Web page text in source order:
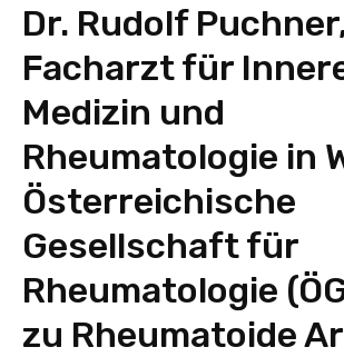
Dr. Rudolf
Facharzt für
Medizin und
Rheumatologie in
Österreichische
Gesellschaft für
Rheumatologie
zu Rheumatoide